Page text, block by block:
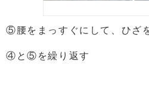
⑤腰をまっすぐにして、ひざ
④と⑤を繰り返す